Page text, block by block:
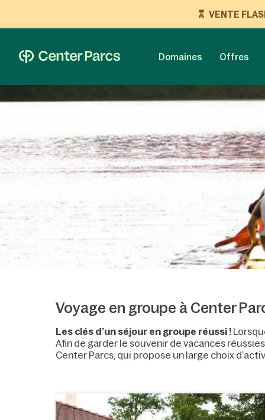
VENTE
Domaines Offres
Voyage en groupe à Center
Les clés d’un séjour en groupe réussi !
Afin de garder le souvenir de vacances
Center Parcs, qui propose un large choix